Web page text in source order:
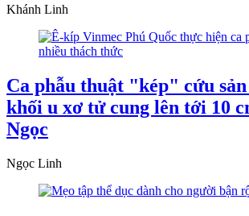
Khánh Linh
Ca phẫu thuật "kép" cứu
khối u xơ tử cung lên tới 10
Ngọc
Ngọc Linh